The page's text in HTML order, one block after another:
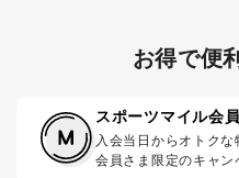
お得で便
スポーツマイル会
入会当日からオトクな
会員さま限定のキャン